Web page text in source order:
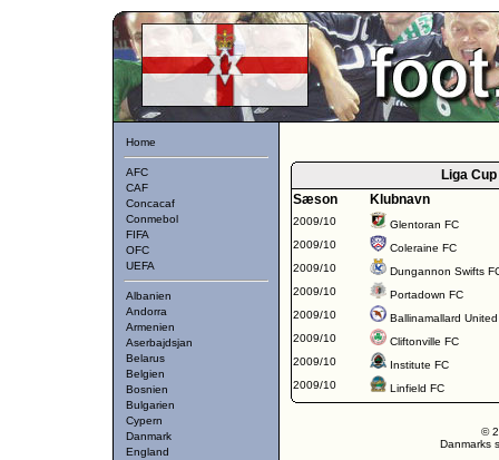
Home
AFC
CAF
Concacaf
Conmebol
FIFA
OFC
UEFA
Albanien
Andorra
Armenien
Aserbajdsjan
Belarus
Belgien
Bosnien
Bulgarien
Cypern
Danmark
England
Liga Cup
Sæson
Klubnavn
2009/10
Glentoran FC
2009/10
Coleraine FC
2009/10
Dungannon Swifts
2009/10
Portadown FC
2009/10
Ballinamallard
2009/10
Cliftonville FC
2009/10
Institute FC
2009/10
Linfield FC
©
Danmarks